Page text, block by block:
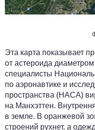
Эта карта показывает
от астероида
специалисты
по аэронавтике и
пространства (НАСА)
на Манхэттен.
в земле. В оранжевой
строений рухнет, а